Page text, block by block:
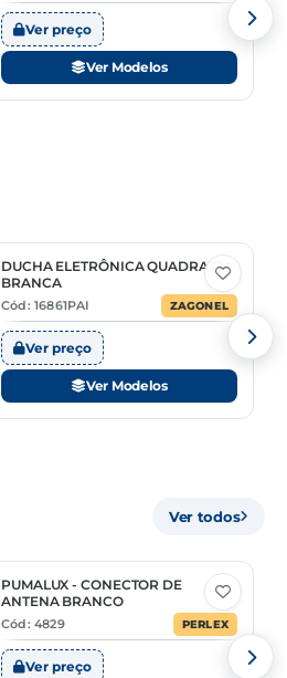
Ver preço
Ver Modelos
2 Opções
DUCHA ELETRÔNICA QUADRATTA
BRANCA
Cód: 16861PAI ZAGONEL
Ver preço
Ver Modelos
Ver todos
PUMALUX - CONECTOR DE
ANTENA BRANCO
Cód: 4829 PERLEX
Ver preço